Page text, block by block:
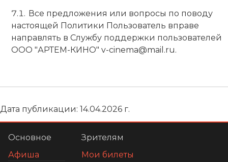
Все предложения или вопросы по поводу
настоящей Политики Пользователь вправе
направлять в Службу поддержки пользователей
ООО "АРТЕМ-КИНО" v-cinema@mail.ru.
Дата публикации: 14.04.2026 г.
Основное
Афиша
Зрителям
Мои билеты